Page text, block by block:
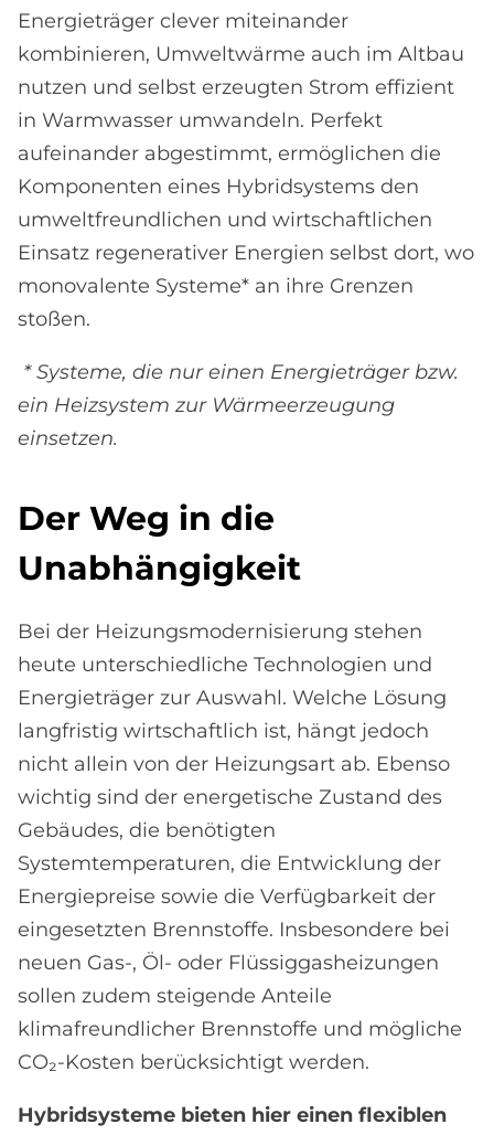
Energieträger clever miteinander
kombinieren, Umweltwärme auch im Altbau
nutzen und selbst erzeugten Strom effizient
in Warmwasser umwandeln. Perfekt
aufeinander abgestimmt, ermöglichen die
Komponenten eines Hybridsystems den
umweltfreundlichen und wirtschaftlichen
Einsatz regenerativer Energien selbst dort, wo
monovalente Systeme* an ihre Grenzen
stoßen.
* Systeme, die nur einen Energieträger bzw.
ein Heizsystem zur Wärmeerzeugung
einsetzen.
Der Weg in die
Un­ab­hän­gig­keit
Bei der Heizungsmodernisierung stehen
heute unterschiedliche Technologien und
Energieträger zur Auswahl. Welche Lösung
langfristig wirtschaftlich ist, hängt jedoch
nicht allein von der Heizungsart ab. Ebenso
wichtig sind der energetische Zustand des
Gebäudes, die benötigten
Systemtemperaturen, die Entwicklung der
Energiepreise sowie die Verfügbarkeit der
eingesetzten Brennstoffe. Insbesondere bei
neuen Gas-, Öl- oder Flüssiggasheizungen
sollen zudem steigende Anteile
klimafreundlicher Brennstoffe und mögliche
CO₂-Kosten berücksichtigt werden.
Hybridsysteme bieten hier einen flexiblen